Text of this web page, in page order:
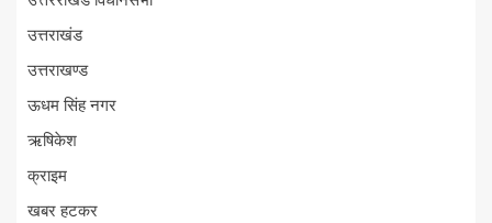
उत्तराखंड
उत्तराखण्ड
ऊधम सिंह नगर
ऋषिकेश
क्राइम
खबर हटकर